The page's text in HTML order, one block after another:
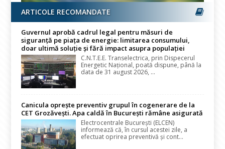
ARTICOLE RECOMANDATE
Guvernul aprobă cadrul legal pentru măsuri de
siguranță pe piața de energie: limitarea consumului,
doar ultimă soluție și fără impact asupra populației
C.N.T.E.E. Transelectrica, prin Dispecerul
Energetic Național, poată dispune, până la
data de 31 august 2026, ...
Canicula oprește preventiv grupul în cogenerare de la
CET Grozăvești. Apa caldă în București rămâne asigurată
Electrocentrale București (ELCEN)
informează că, în cursul acestei zile, a
efectuat oprirea preventivă și cont...